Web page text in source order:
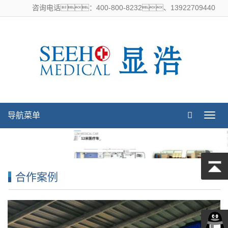
咨询电话：400-800-8232、13922709440
导
航
单
导航菜单
合作案例